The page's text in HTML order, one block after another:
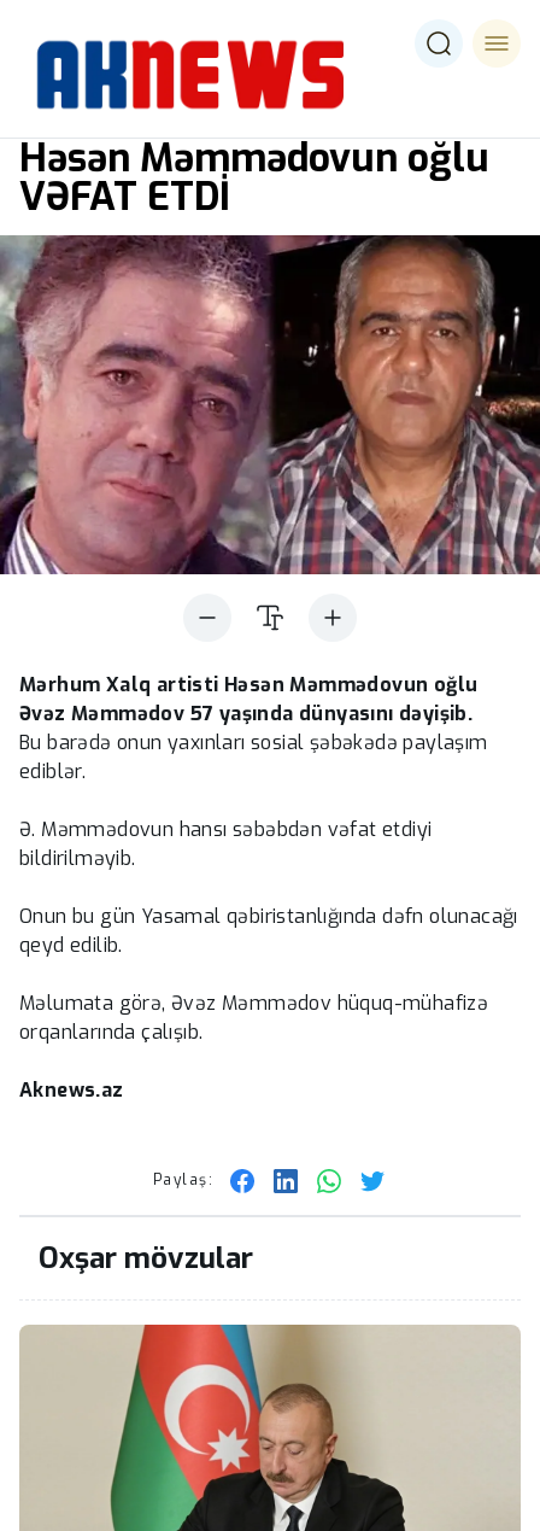
Həsən Məmmədovun oğlu
VƏFAT ETDİ
Mərhum Xalq artisti Həsən Məmmədovun oğlu
Əvəz Məmmədov 57 yaşında dünyasını dəyişib.
Bu barədə onun yaxınları sosial şəbəkədə paylaşım
ediblər.
Ə. Məmmədovun hansı səbəbdən vəfat etdiyi
bildirilməyib.
Onun bu gün Yasamal qəbiristanlığında dəfn olunacağı
qeyd edilib.
Məlumata görə, Əvəz Məmmədov hüquq-mühafizə
orqanlarında çalışıb.
Aknews.az
Paylaş:
Oxşar mövzular